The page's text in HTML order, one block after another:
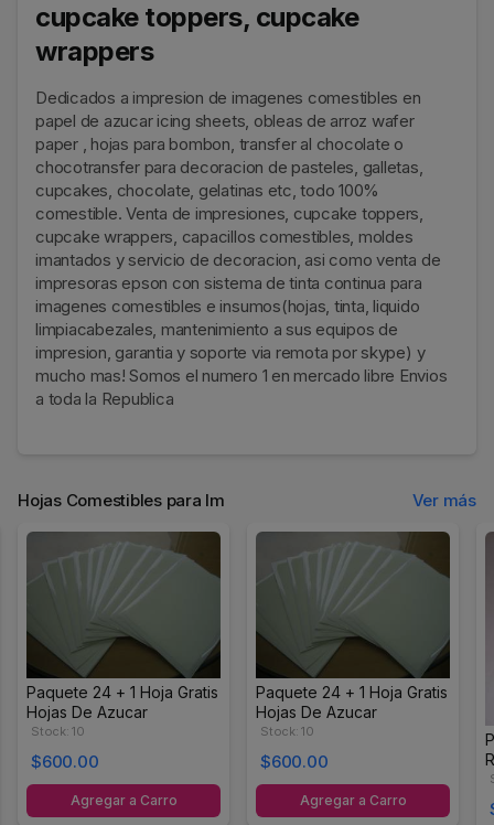
cupcake toppers, cupcake
wrappers
Dedicados a impresion de imagenes comestibles en
papel de azucar icing sheets, obleas de arroz wafer
paper , hojas para bombon, transfer al chocolate o
chocotransfer para decoracion de pasteles, galletas,
cupcakes, chocolate, gelatinas etc, todo 100%
comestible. Venta de impresiones, cupcake toppers,
cupcake wrappers, capacillos comestibles, moldes
imantados y servicio de decoracion, asi como venta de
impresoras epson con sistema de tinta continua para
imagenes comestibles e insumos(hojas, tinta, liquido
limpiacabezales, mantenimiento a sus equipos de
impresion, garantia y soporte via remota por skype) y
mucho mas! Somos el numero 1 en mercado libre Envios
a toda la Republica
Hojas Comestibles para Im Ver más
Paquete 24 + 1 Hoja Gratis
Hojas De Azucar
Stock: 10
$600.00
Agregar a Carro
Paquete 24 + 1 Hoja Gratis
Hojas De Azucar
Stock: 10
$600.00
Agregar a Carro